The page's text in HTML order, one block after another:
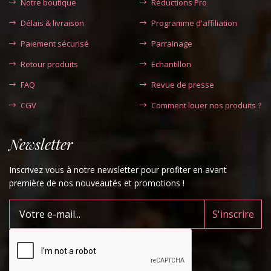
Notre boutique
Délais & livraison
Paiement sécurisé
Retour produits
FAQ
CGV
Réductions Pro
Programme d'affiliation
Parrainage
Echantillon
Revue de presse
Comment louer nos produits ?
Newsletter
Inscrivez vous à notre newsletter pour profiter en avant
première de nos nouveautés et promotions !